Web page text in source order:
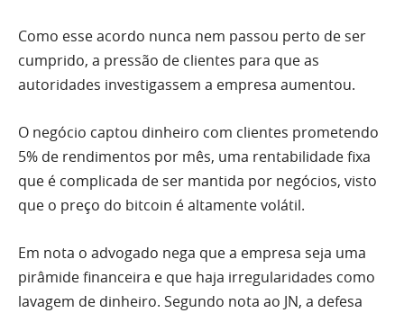
Como esse acordo nunca nem passou perto de ser
cumprido, a pressão de clientes para que as
autoridades investigassem a empresa aumentou.
O negócio captou dinheiro com clientes prometendo
5% de rendimentos por mês, uma rentabilidade fixa
que é complicada de ser mantida por negócios, visto
que o preço do bitcoin é altamente volátil.
Em nota o advogado nega que a empresa seja uma
pirâmide financeira e que haja irregularidades como
lavagem de dinheiro. Segundo nota ao JN, a defesa